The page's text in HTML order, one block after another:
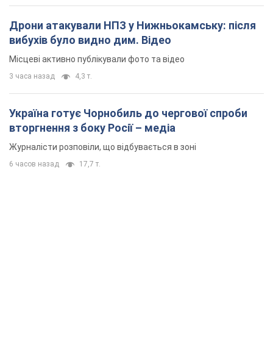
Дрони атакували НПЗ у Нижньокамську: після
вибухів було видно дим. Відео
Місцеві активно публікували фото та відео
3 часа назад 4,3 т.
Україна готує Чорнобиль до чергової спроби
вторгнення з боку Росії – медіа
Журналісти розповіли, що відбувається в зоні
6 часов назад 17,7 т.